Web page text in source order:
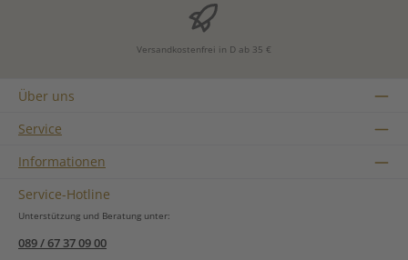
Versandkostenfrei in D ab 35 €
Über uns
Service
Informationen
Service-Hotline
Unterstützung und Beratung unter:
089 / 67 37 09 00